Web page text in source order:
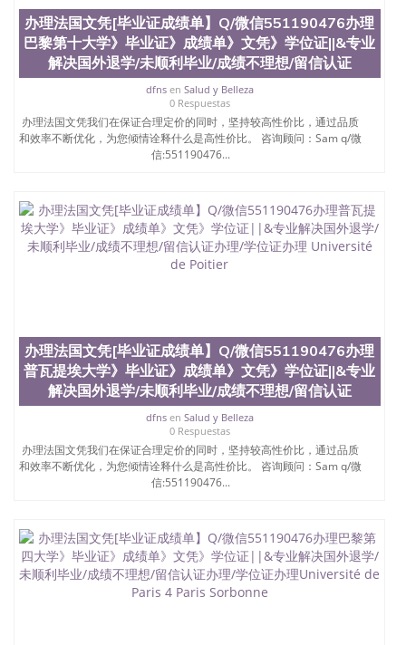
办理法国文凭[毕业证成绩单】Q/微信551190476办理
巴黎第十大学》毕业证》成绩单》文凭》学位证||&专业
解决国外退学/未顺利毕业/成绩不理想/留信认证
dfnsen Salud y Belleza
0 Respuestas
办理法国文凭我们在保证合理定价的同时，坚持较高性价比，通过品质
和效率不断优化，为您倾情诠释什么是高性价比。 咨询顾问：Sam q/微
信:551190476...
办理法国文凭[毕业证成绩单】Q/微信551190476办理
普瓦提埃大学》毕业证》成绩单》文凭》学位证||&专业
解决国外退学/未顺利毕业/成绩不理想/留信认证
dfnsen Salud y Belleza
0 Respuestas
办理法国文凭我们在保证合理定价的同时，坚持较高性价比，通过品质
和效率不断优化，为您倾情诠释什么是高性价比。 咨询顾问：Sam q/微
信:551190476...